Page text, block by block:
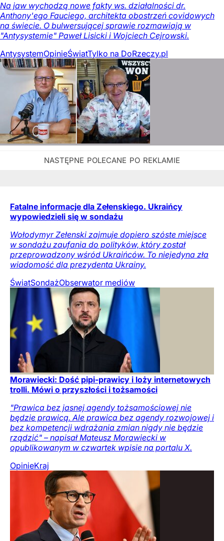
Na jaw wychodzą nowe fakty ws. działalności dr.
Anthony'ego Fauciego, architekta obostrzeń covidowych
na świecie. O bulwersującej sprawie rozmawiają w
"Antysystemie" Paweł Lisicki i Wojciech Cejrowski.
AntysystemOpinieŚwiatTylko na DoRzeczy.pl
Fatalne informacje dla Zełenskiego. Ukraińcy
wypowiedzieli się w sondażu
Wołodymyr Zełenski zajmuje dopiero szóste miejsce
w sondażu zaufania do polityków, który został
przeprowadzony wśród Ukraińców. To niejedyna zła
wiadomość dla prezydenta Ukrainy.
ŚwiatSondażObserwator mediów
Morawiecki: Dość pipi-prawicy i loży internetowych
trolli. Mówi o przyszłości i tożsamości
"Prawica bez jasnej agendy tożsamościowej nie
będzie prawicą. Ale prawica bez agendy rozwojowej i
bez kompetencji wdrażania zmian nigdy nie będzie
rządzić" – napisał Mateusz Morawiecki w
opublikowanym w czwartek wpisie na portalu X.
OpinieKraj